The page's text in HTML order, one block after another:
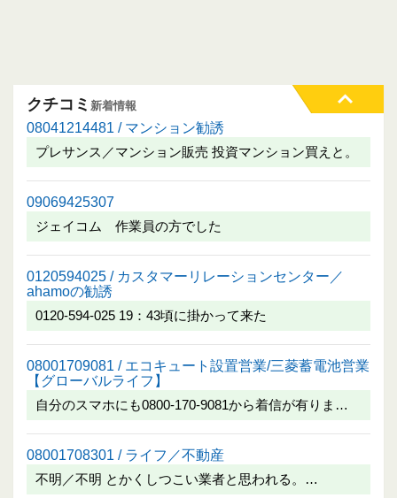
クチコミ 新着情報
08041214481 / マンション勧誘
プレサンス／マンション販売 投資マンション買えと。
09069425307
ジェイコム 作業員の方でした
0120594025 / カスタマーリレーションセンター／
ahamoの勧誘
0120-594-025 19：43頃に掛かって来た
08001709081 / エコキュート設置営業/三菱蓄電池営業
【グローバルライフ】
自分のスマホにも0800-170-9081から着信が有りま…
08001708301 / ライフ／不動産
不明／不明 とかくしつこい業者と思われる。…